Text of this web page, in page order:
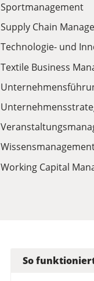
Sportmanagement
Supply Chain
Technologie- und
Textile Business
Working Capital
So